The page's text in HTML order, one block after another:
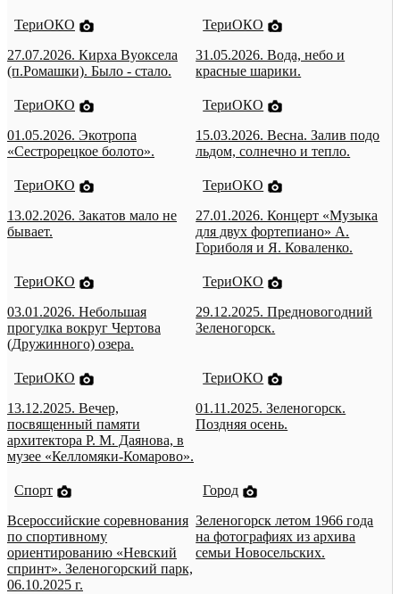
ТериОКО
27.07.2026. Кирха Вуоксела
(п.Ромашки). Было - стало.
ТериОКО
31.05.2026. Вода, небо и
красные шарики.
ТериОКО
01.05.2026. Экотропа
«Сестрорецкое болото».
ТериОКО
15.03.2026. Весна. Залив подо
льдом, солнечно и тепло.
ТериОКО
13.02.2026. Закатов мало не
бывает.
ТериОКО
27.01.2026. Концерт «Музыка
для двух фортепиано» А.
Гориболя и Я. Коваленко.
ТериОКО
03.01.2026. Небольшая
прогулка вокруг Чертова
(Дружинного) озера.
ТериОКО
29.12.2025. Предновогодний
Зеленогорск.
ТериОКО
13.12.2025. Вечер,
посвященный памяти
архитектора Р. М. Даянова, в
музее «Келломяки-Комарово».
ТериОКО
01.11.2025. Зеленогорск.
Поздняя осень.
Спорт
Всероссийские соревнования
по спортивному
ориентированию «Невский
спринт». Зеленогорский парк,
06.10.2025 г.
Город
Зеленогорск летом 1966 года
на фотографиях из архива
семьи Новосельских.